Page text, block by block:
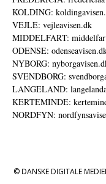
KOLDING:
VEJLE: vejleavisen.dk
MIDDELFART:
ODENSE:
NYBORG:
SVENDBORG:
LANGELAND:
KERTEMINDE:
NORDFYN:
© DANSKE DIGITALE